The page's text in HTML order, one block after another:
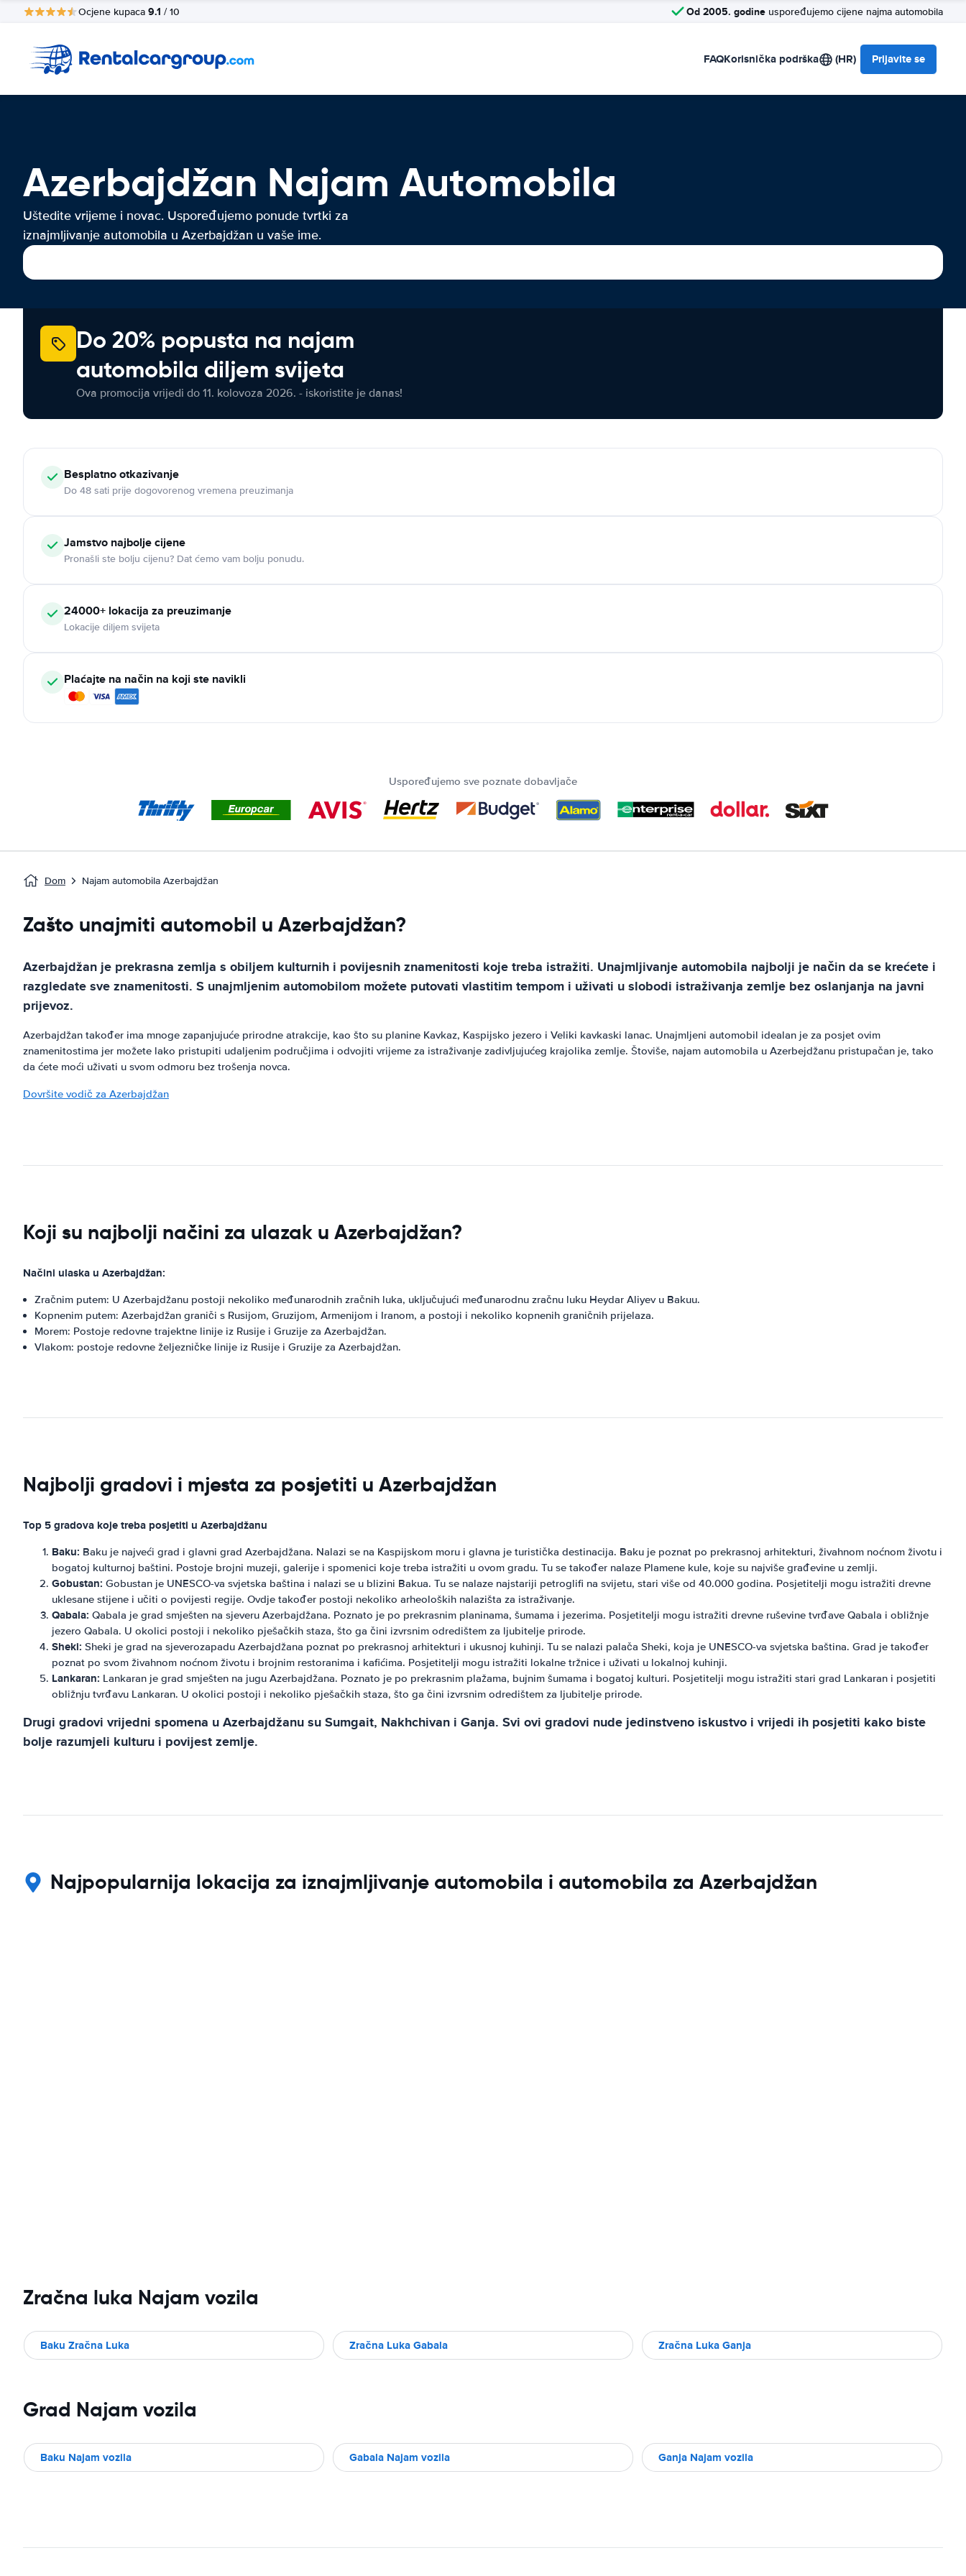
Ocjene kupaca 9.1 / 10 Od 2005. godine uspoređujemo cijene najma automobila
FAQKorisnička podrška (HR) Prijavite se
Azerbajdžan Najam Automobila
Uštedite vrijeme i novac. Uspoređujemo ponude tvrtki za
iznajmljivanje automobila u Azerbajdžan u vaše ime.
Do 20% popusta na najam
automobila diljem svijeta
Ova promocija vrijedi do 11. kolovoza 2026. - iskoristite je danas!
Besplatno otkazivanje
Do 48 sati prije dogovorenog vremena preuzimanja
Jamstvo najbolje cijene
Pronašli ste bolju cijenu? Dat ćemo vam bolju ponudu.
24000+ lokacija za preuzimanje
Lokacije diljem svijeta
Plaćajte na način na koji ste navikli
Uspoređujemo sve poznate dobavljače
Dom Najam automobila Azerbajdžan
Zašto unajmiti automobil u Azerbajdžan?
Azerbajdžan je prekrasna zemlja s obiljem kulturnih i povijesnih znamenitosti koje treba istražiti. Unajmljivanje automobila najbolji je način da se krećete i
razgledate sve znamenitosti. S unajmljenim automobilom možete putovati vlastitim tempom i uživati u slobodi istraživanja zemlje bez oslanjanja na javni
prijevoz.
Azerbajdžan također ima mnoge zapanjujuće prirodne atrakcije, kao što su planine Kavkaz, Kaspijsko jezero i Veliki kavkaski lanac. Unajmljeni automobil idealan je za posjet ovim
znamenitostima jer možete lako pristupiti udaljenim područjima i odvojiti vrijeme za istraživanje zadivljujućeg krajolika zemlje. Štoviše, najam automobila u Azerbejdžanu pristupačan je, tako
da ćete moći uživati u svom odmoru bez trošenja novca.
Dovršite vodič za Azerbajdžan
Koji su najbolji načini za ulazak u Azerbajdžan?
Načini ulaska u Azerbajdžan:
Zračnim putem: U Azerbajdžanu postoji nekoliko međunarodnih zračnih luka, uključujući međunarodnu zračnu luku Heydar Aliyev u Bakuu.
Kopnenim putem: Azerbajdžan graniči s Rusijom, Gruzijom, Armenijom i Iranom, a postoji i nekoliko kopnenih graničnih prijelaza.
Morem: Postoje redovne trajektne linije iz Rusije i Gruzije za Azerbajdžan.
Vlakom: postoje redovne željezničke linije iz Rusije i Gruzije za Azerbajdžan.
Najbolji gradovi i mjesta za posjetiti u Azerbajdžan
Top 5 gradova koje treba posjetiti u Azerbajdžanu
Baku: Baku je najveći grad i glavni grad Azerbajdžana. Nalazi se na Kaspijskom moru i glavna je turistička destinacija. Baku je poznat po prekrasnoj arhitekturi, živahnom noćnom životu i
bogatoj kulturnoj baštini. Postoje brojni muzeji, galerije i spomenici koje treba istražiti u ovom gradu. Tu se također nalaze Plamene kule, koje su najviše građevine u zemlji.
Gobustan: Gobustan je UNESCO-va svjetska baština i nalazi se u blizini Bakua. Tu se nalaze najstariji petroglifi na svijetu, stari više od 40.000 godina. Posjetitelji mogu istražiti drevne
uklesane stijene i učiti o povijesti regije. Ovdje također postoji nekoliko arheoloških nalazišta za istraživanje.
Qabala: Qabala je grad smješten na sjeveru Azerbajdžana. Poznato je po prekrasnim planinama, šumama i jezerima. Posjetitelji mogu istražiti drevne ruševine tvrđave Qabala i obližnje
jezero Qabala. U okolici postoji i nekoliko pješačkih staza, što ga čini izvrsnim odredištem za ljubitelje prirode.
Sheki: Sheki je grad na sjeverozapadu Azerbajdžana poznat po prekrasnoj arhitekturi i ukusnoj kuhinji. Tu se nalazi palača Sheki, koja je UNESCO-va svjetska baština. Grad je također
poznat po svom živahnom noćnom životu i brojnim restoranima i kafićima. Posjetitelji mogu istražiti lokalne tržnice i uživati u lokalnoj kuhinji.
Lankaran: Lankaran je grad smješten na jugu Azerbajdžana. Poznato je po prekrasnim plažama, bujnim šumama i bogatoj kulturi. Posjetitelji mogu istražiti stari grad Lankaran i posjetiti
obližnju tvrđavu Lankaran. U okolici postoji i nekoliko pješačkih staza, što ga čini izvrsnim odredištem za ljubitelje prirode.
Drugi gradovi vrijedni spomena u Azerbajdžanu su Sumgait, Nakhchivan i Ganja. Svi ovi gradovi nude jedinstveno iskustvo i vrijedi ih posjetiti kako biste
bolje razumjeli kulturu i povijest zemlje.
Najpopularnija lokacija za iznajmljivanje automobila i automobila za Azerbajdžan
Zračna luka Najam vozila
Baku Zračna Luka Zračna Luka Gabala Zračna Luka Ganja
Grad Najam vozila
Baku Najam vozila Gabala Najam vozila Ganja Najam vozila